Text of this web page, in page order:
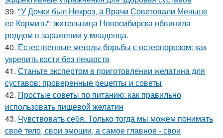
39. "У Дочки был Некроз, а Врачи Советовали Меньше
ее Кормить": жительница Новосибирска обвинила
роддом в заражении у младенца.
40. Естественные методы борьбы с остеопорозом: как
укрепить кости без лекарств
41. Станьте экспертом в приготовлении желатина для
суставов: проверенные рецепты и советы
42. Простые советы по питанию: как правильно
использовать пищевой желатин
43. Чувствовать себя. Только тогда мы можем понимать
своё тело, свои эмоции, а самое главное - свои